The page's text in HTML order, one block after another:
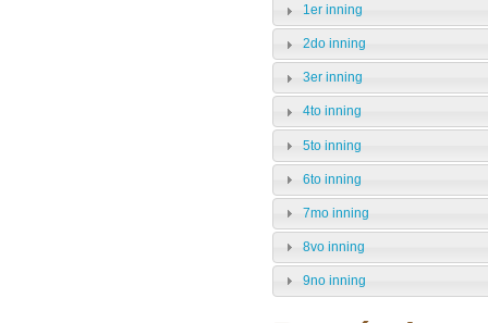
1er inning
2do inning
3er inning
4to inning
5to inning
6to inning
7mo inning
8vo inning
9no inning